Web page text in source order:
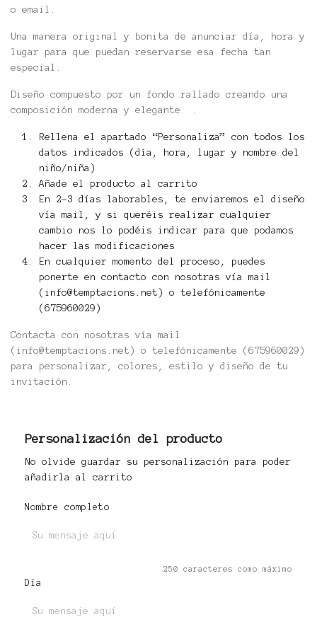
o email.
Una manera original y bonita de anunciar día, hora y
lugar para que puedan reservarse esa fecha tan
especial.
Diseño compuesto por un fondo rallado creando una
composición moderna y elegante. .
Rellena el apartado “Personaliza” con todos los
datos indicados (día, hora, lugar y nombre del
niño/niña)
Añade el producto al carrito
En 2-3 días laborables, te enviaremos el diseño
vía mail, y si queréis realizar cualquier
cambio nos lo podéis indicar para que podamos
hacer las modificaciones
En cualquier momento del proceso, puedes
ponerte en contacto con nosotras vía mail
(info@temptacions.net) o telefónicamente
(675960029)
Contacta con nosotras vía mail
(info@temptacions.net) o telefónicamente (675960029)
para personalizar, colores, estilo y diseño de tu
invitación.
Personalización del producto
No olvide guardar su personalización para poder
añadirla al carrito
Nombre completo
250 caracteres como máximo
Día